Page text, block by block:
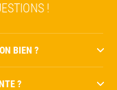
!
BIEN ?
?